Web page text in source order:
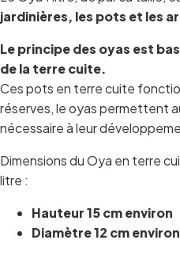
jardinières, les pots et les
Le principe des oyas est
de la terre cuite.
Ces pots en terre cuite
réserves, le oyas permettent
nécessaire à leur
Dimensions du Oya en terre
litre :
Hauteur 15 cm environ
Diamètre 12 cm environ